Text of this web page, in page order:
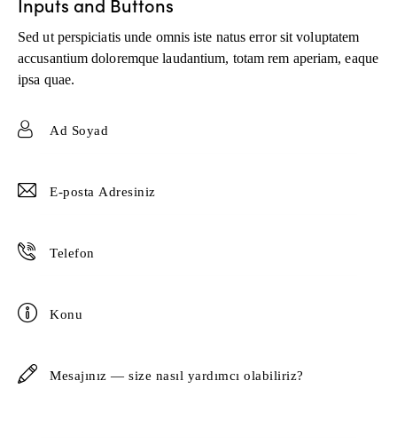
Sed ut perspiciatis unde omnis iste natus error sit voluptatem
accusantium doloremque laudantium, totam rem aperiam, eaque
ipsa quae.